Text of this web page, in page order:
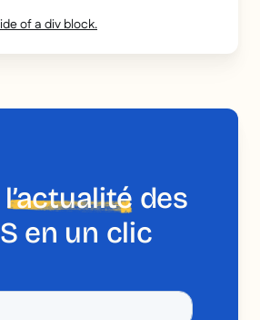
of a div block.
l’actualité des
en un clic